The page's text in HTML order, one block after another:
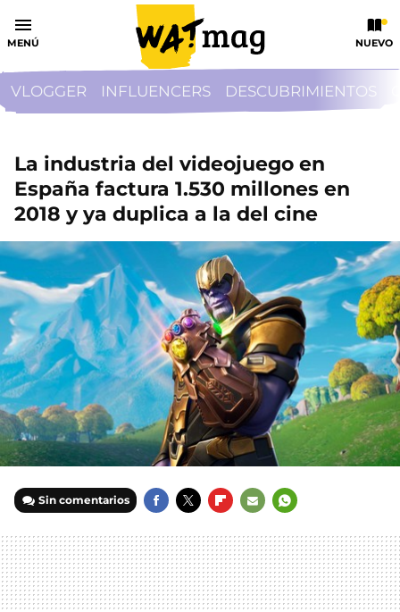
MENÚ NUEVO
VLOGGER INFLUENCERS DESCUBRIMIENTOS
La industria del videojuego en
España factura 1.530 millones en
2018 y ya duplica a la del cine
Sin comentarios
MAIL